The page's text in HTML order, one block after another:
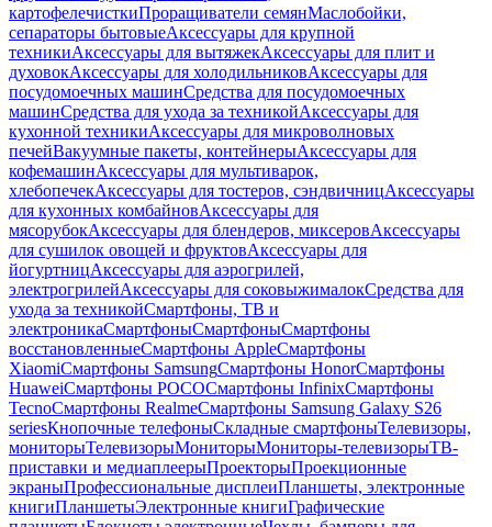
картофелечисткиПроращиватели семянМаслобойки,
сепараторы бытовыеАксессуары для крупной
техникиАксессуары для вытяжекАксессуары для плит и
духовокАксессуары для холодильниковАксессуары для
посудомоечных машинСредства для посудомоечных
машинСредства для ухода за техникойАксессуары для
кухонной техникиАксессуары для микроволновых
печейВакуумные пакеты, контейнерыАксессуары для
кофемашинАксессуары для мультиварок,
хлебопечекАксессуары для тостеров, сэндвичницАксессуары
для кухонных комбайновАксессуары для
мясорубокАксессуары для блендеров, миксеровАксессуары
для сушилок овощей и фруктовАксессуары для
йогуртницАксессуары для аэрогрилей,
электрогрилейАксессуары для соковыжималокСредства для
ухода за техникойСмартфоны, ТВ и
электроникаСмартфоныСмартфоныСмартфоны
восстановленныеСмартфоны AppleСмартфоны
XiaomiСмартфоны SamsungСмартфоны HonorСмартфоны
HuaweiСмартфоны POCOСмартфоны InfinixСмартфоны
TecnoСмартфоны RealmeСмартфоны Samsung Galaxy S26
seriesКнопочные телефоныСкладные смартфоныТелевизоры,
мониторыТелевизорыМониторыМониторы-телевизорыТВ-
приставки и медиаплеерыПроекторыПроекционные
экраныПрофессиональные дисплеиПланшеты, электронные
книгиПланшетыЭлектронные книгиГрафические